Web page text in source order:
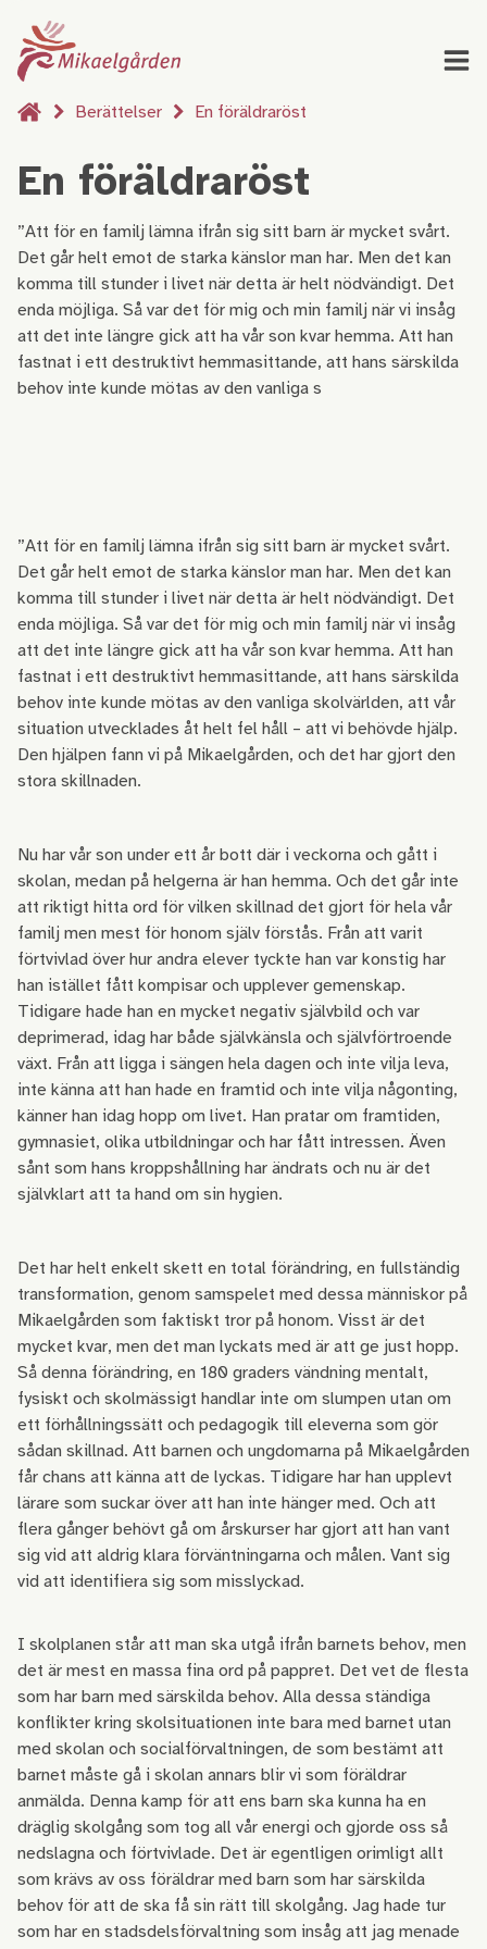
Berättelser En föräldraröst
En föräldraröst
”Att för en familj lämna ifrån sig sitt barn är mycket svårt.
Det går helt emot de starka känslor man har. Men det kan
komma till stunder i livet när detta är helt nödvändigt. Det
enda möjliga. Så var det för mig och min familj när vi insåg
att det inte längre gick att ha vår son kvar hemma. Att han
fastnat i ett destruktivt hemmasittande, att hans särskilda
behov inte kunde mötas av den vanliga s
”Att för en familj lämna ifrån sig sitt barn är mycket svårt.
Det går helt emot de starka känslor man har. Men det kan
komma till stunder i livet när detta är helt nödvändigt. Det
enda möjliga. Så var det för mig och min familj när vi insåg
att det inte längre gick att ha vår son kvar hemma. Att han
fastnat i ett destruktivt hemmasittande, att hans särskilda
behov inte kunde mötas av den vanliga skolvärlden, att vår
situation utvecklades åt helt fel håll – att vi behövde hjälp.
Den hjälpen fann vi på Mikaelgården, och det har gjort den
stora skillnaden.
Nu har vår son under ett år bott där i veckorna och gått i
skolan, medan på helgerna är han hemma. Och det går inte
att riktigt hitta ord för vilken skillnad det gjort för hela vår
familj men mest för honom själv förstås. Från att varit
förtvivlad över hur andra elever tyckte han var konstig har
han istället fått kompisar och upplever gemenskap.
Tidigare hade han en mycket negativ självbild och var
deprimerad, idag har både självkänsla och självförtroende
växt. Från att ligga i sängen hela dagen och inte vilja leva,
inte känna att han hade en framtid och inte vilja någonting,
känner han idag hopp om livet. Han pratar om framtiden,
gymnasiet, olika utbildningar och har fått intressen. Även
sånt som hans kroppshållning har ändrats och nu är det
självklart att ta hand om sin hygien.
Det har helt enkelt skett en total förändring, en fullständig
transformation, genom samspelet med dessa människor på
Mikaelgården som faktiskt tror på honom. Visst är det
mycket kvar, men det man lyckats med är att ge just hopp.
Så denna förändring, en 180 graders vändning mentalt,
fysiskt och skolmässigt handlar inte om slumpen utan om
ett förhållningssätt och pedagogik till eleverna som gör
sådan skillnad. Att barnen och ungdomarna på Mikaelgården
får chans att känna att de lyckas. Tidigare har han upplevt
lärare som suckar över att han inte hänger med. Och att
flera gånger behövt gå om årskurser har gjort att han vant
sig vid att aldrig klara förväntningarna och målen. Vant sig
vid att identifiera sig som misslyckad.
I skolplanen står att man ska utgå ifrån barnets behov, men
det är mest en massa fina ord på pappret. Det vet de flesta
som har barn med särskilda behov. Alla dessa ständiga
konflikter kring skolsituationen inte bara med barnet utan
med skolan och socialförvaltningen, de som bestämt att
barnet måste gå i skolan annars blir vi som föräldrar
anmälda. Denna kamp för att ens barn ska kunna ha en
dräglig skolgång som tog all vår energi och gjorde oss så
nedslagna och förtvivlade. Det är egentligen orimligt allt
som krävs av oss föräldrar med barn som har särskilda
behov för att de ska få sin rätt till skolgång. Jag hade tur
som har en stadsdelsförvaltning som insåg att jag menade